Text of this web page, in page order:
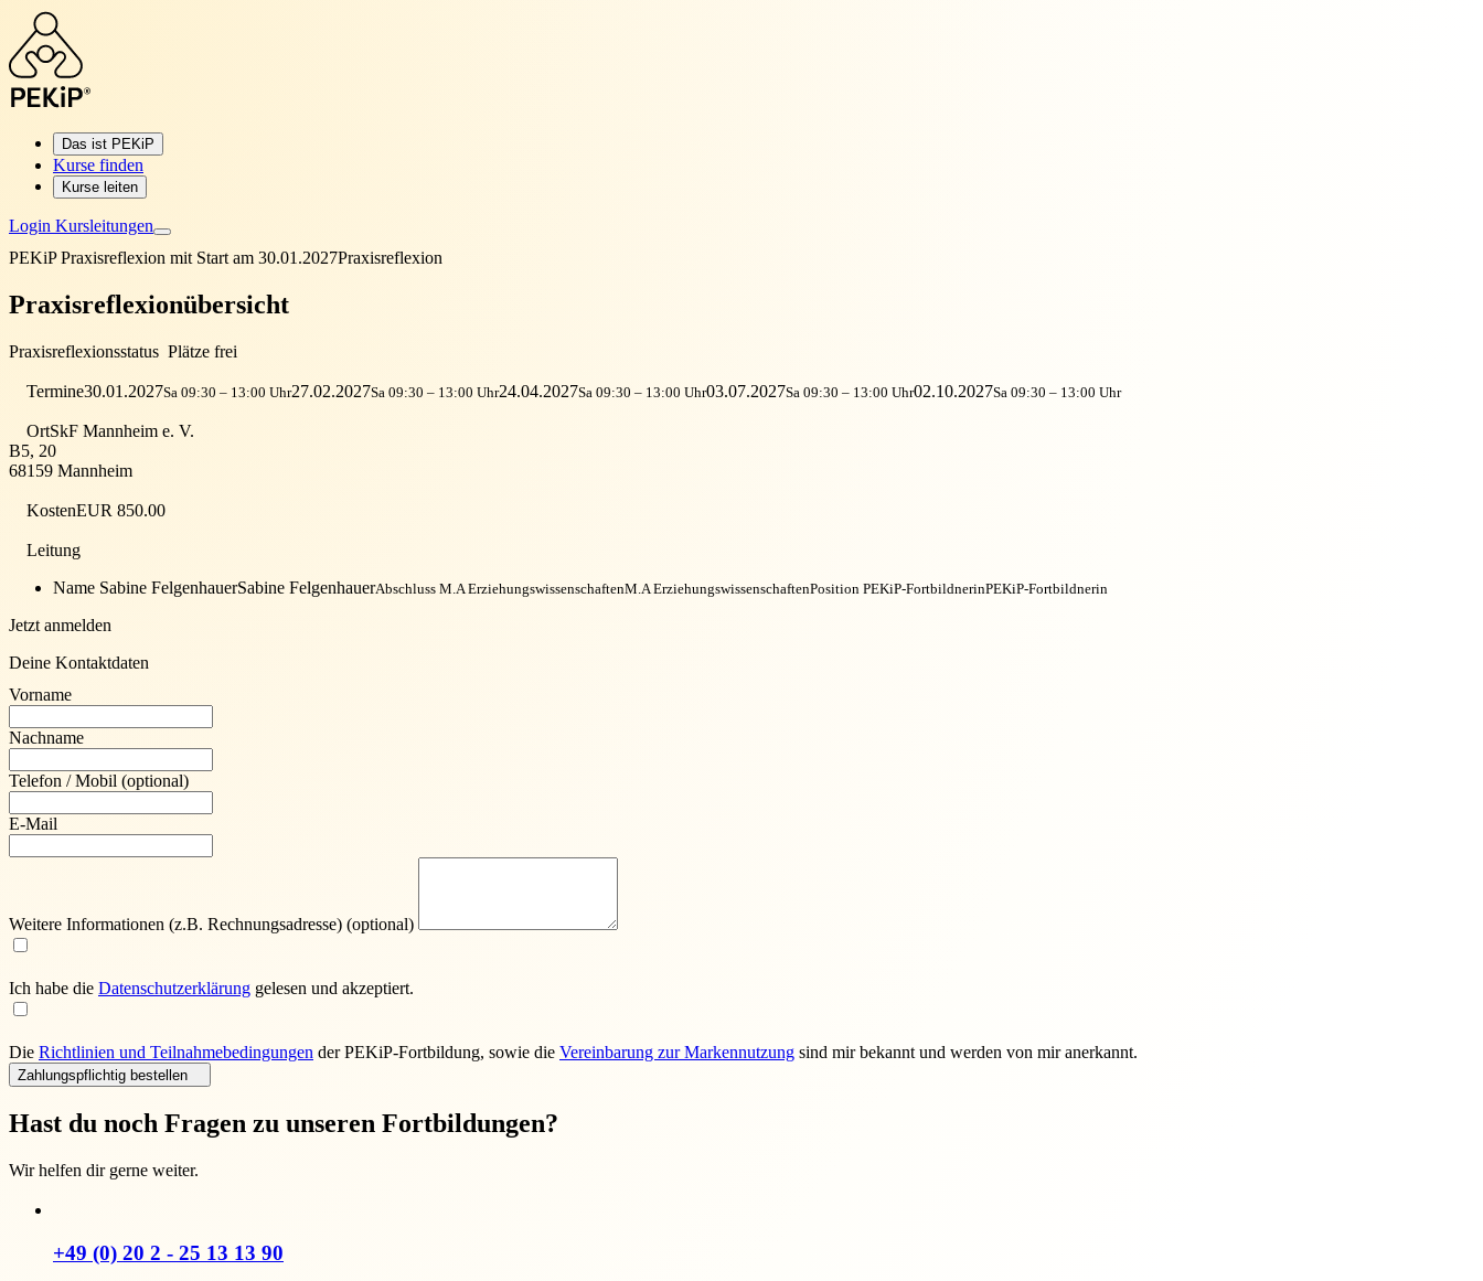
Das ist PEKiP
Kurse finden
Kurse leiten
Login Kursleitungen
PEKiP Praxisreflexion mit Start am 30.01.2027Praxisreflexion
Praxisreflexionübersicht
Praxisreflexionsstatus Plätze frei
Termine30.01.2027Sa 09:30 – 13:00 Uhr27.02.2027Sa 09:30 – 13:00 Uhr24.04.2027Sa 09:30 – 13:00 Uhr03.07.2027Sa 09:30 – 13:00 Uhr02.10.2027Sa 09:30 – 13:00 Uhr
OrtSkF Mannheim e. V.
B5, 20
68159 Mannheim
KostenEUR 850.00
Leitung
Name Sabine FelgenhauerSabine FelgenhauerAbschluss M.A ErziehungswissenschaftenM.A ErziehungswissenschaftenPosition PEKiP-FortbildnerinPEKiP-Fortbildnerin
Jetzt anmelden
Deine Kontaktdaten
Vorname
Nachname
Telefon / Mobil (optional)
E-Mail
Weitere Informationen (z.B. Rechnungsadresse) (optional)
Ich habe die Daten­schutz­erklärung gelesen und akzeptiert.
Die Richtlinien und Teilnahmebedingungen der PEKiP-Fortbildung, sowie die Vereinbarung zur Markennutzung sind mir bekannt und werden von mir anerkannt.
Zahlungspflichtig bestellen
Hast du noch Fragen zu unseren Fortbildungen?
Wir helfen dir gerne weiter.
+49 (0) 20 2 - 25 13 13 90